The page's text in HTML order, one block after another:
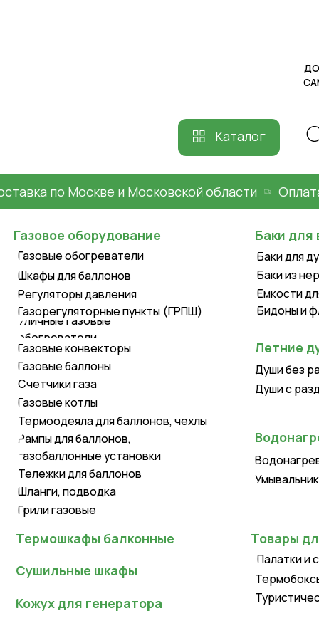
Каталог
по Москве и Московской области Оплата
Газовые обогреватели
Шкафы для баллонов
Регуляторы давления
Газорегуляторные пункты (ГРПШ)
Уличные газовые
обогреватели
Бидоны и фляги
Емкости для воды
Баки из нержавейки
Баки для душа
Души с
Газовые конвекторы
Счетчики газа
Газовые баллоны
Газовые котлы
Рампы для баллонов,
газобаллонные установки
Тележки для баллонов
Шланги, подводка
Грили газовые
Газовое оборудование
Товары для
Туристическая
Баки для воды
Летние души
Термошкафы балконные
Сушильные шкафы
Кожух для генератора